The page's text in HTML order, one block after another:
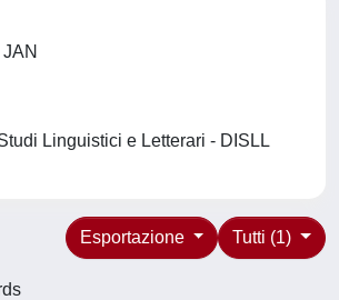
Linguistici e Letterari - DISLL
Tutti (1)
Esportazione